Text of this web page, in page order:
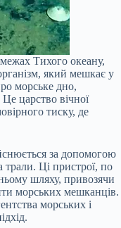
межах Тихого океану,
який мешкає у
морське дно,
царство вічної
тиску, де
за допомогою
трали. Ці пристрої, по
шляху, привозячи
морських мешканців.
морських і